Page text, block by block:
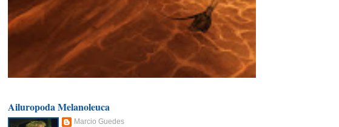
Ailuropoda Melanoleuca
Marcio Guedes